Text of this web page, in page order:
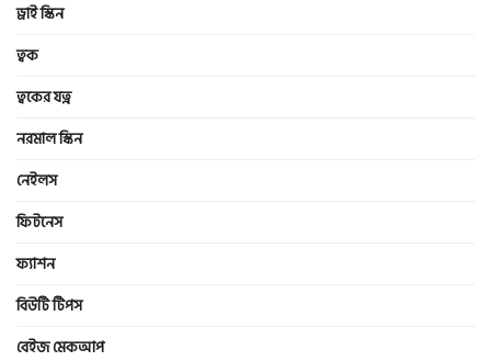
ড্রাই স্কিন
ত্বক
ত্বকের যত্ন
নরমাল স্কিন
নেইলস
ফিটনেস
ফ্যাশন
বিউটি টিপস
বেইজ মেকআপ